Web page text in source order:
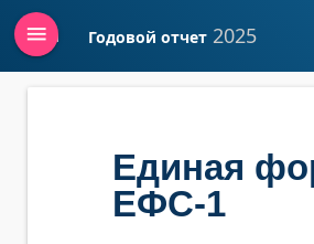
Войти Годовой отчет 2025
menu
Единая
ЕФС-1